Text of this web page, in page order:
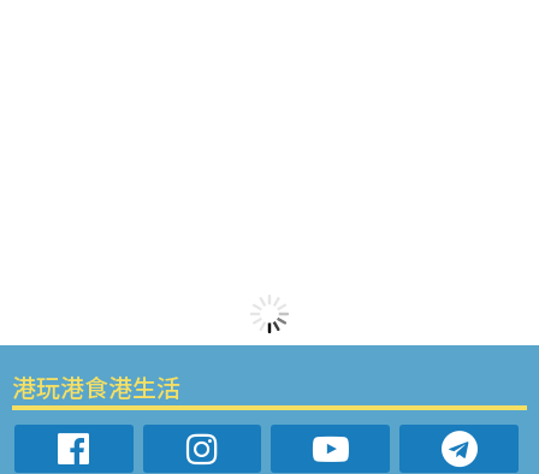
港玩港食港生活